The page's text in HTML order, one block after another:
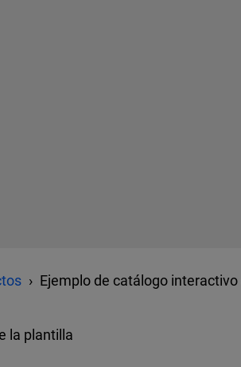
Ejemplo de catálogo
la plantilla